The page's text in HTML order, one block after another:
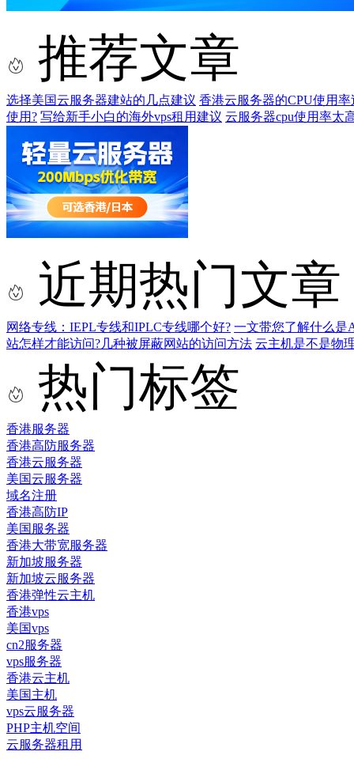
推荐文章
选择美国云服务器建站的几点建议 香港云服务器的CPU使用
使用? 写给新手小白的海外vps租用建议 云服务器cpu使用率太
近期热门文章
网络专线：IEPL专线和IPLC专线哪个好? 一文带您了解什么是
站怎样才能访问?几种被屏蔽网站的访问方法 云主机是不是物
热门标签
香港服务器
香港高防服务器
香港云服务器
美国云服务器
域名注册
香港高防IP
美国服务器
香港大带宽服务器
新加坡服务器
新加坡云服务器
香港弹性云主机
香港vps
美国vps
cn2服务器
vps服务器
香港云主机
美国主机
vps云服务器
PHP主机空间
云服务器租用